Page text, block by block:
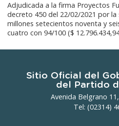
Adjudicada a la firma Proyectos
decreto 450 del 22/02/2021 por
millones setecientos noventa y
cuatro con 94/100 ($
Sitio Oficial del
del Partido
Avenida Belgrano
Tel: (02314)